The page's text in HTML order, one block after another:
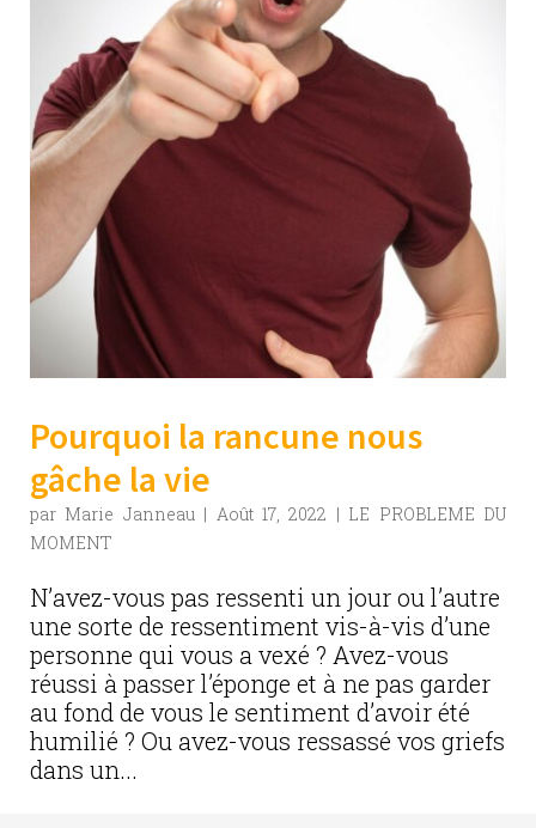
Pourquoi la rancune nous
gâche la vie
par Marie Janneau | Août 17, 2022 | LE PROBLEME DU
MOMENT
N’avez-vous pas ressenti un jour ou l’autre
une sorte de ressentiment vis-à-vis d’une
personne qui vous a vexé ? Avez-vous
réussi à passer l’éponge et à ne pas garder
au fond de vous le sentiment d’avoir été
humilié ? Ou avez-vous ressassé vos griefs
dans un...